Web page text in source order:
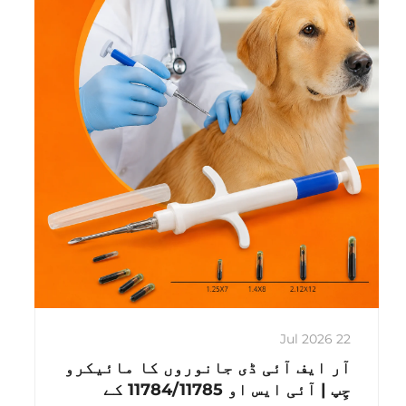
نام سے بھی جانا جاتا ہے...
22 Jul 2026
آر ایف آئی ڈی جانوروں کا مائیکرو
چِپ | آئی ایس او 11784/11785 کے